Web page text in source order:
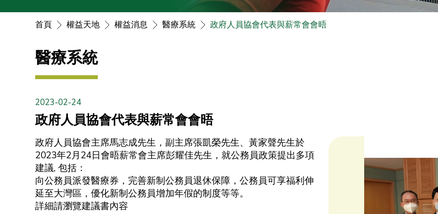
首頁 權益天地 權益消息 醫療系統 政府人員協會代表與薪常會會晤
醫療系統
2023-02-24
政府人員協會代表與薪常會會晤
政府人員協會主席馬志成先生，副主席張凱榮先生、黃家聲先生於
2023年2月24日會晤薪常會主席彭耀佳先生，就公務員政策提出多項
建議, 包括：
向公務員派發醫療券，完善新制公務員退休保障，公務員可享福利伸
延至大灣區，優化新制公務員增加年假的制度等等。
詳細請瀏覽建議書內容